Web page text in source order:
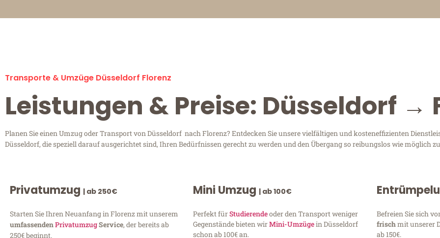
Transporte & Umzüge Düsseldorf Florenz
Leistungen & Preise: Düsseldorf →
Planen Sie einen Umzug oder Transport von Düsseldorf nach Florenz? Entdecken Sie unsere vielfältigen und kosteneffizienten
Düsseldorf, die speziell darauf ausgerichtet sind, Ihren Bedürfnissen gerecht zu werden und den Übergang so reibungslos wie möglich
Privatumzug | ab 250€
Starten Sie Ihren Neuanfang in Florenz mit unserem
umfassendenPrivatumzugService, der bereits ab
250€ beginnt.
Mini Umzug | ab 100€
Perfekt fürStudierendeoder den Transport weniger
Gegenstände bieten wirMini-Umzügein Düsseldorf
schon ab 100€ an.
Befreien Sie sich
frischmit unserer
ab 150€.